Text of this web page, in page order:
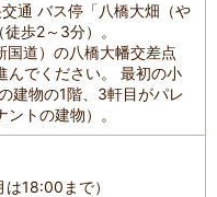
通 バス停「八橋大畑（や
歩2～3分）。
道）の八橋大幡交差点
んでください。 最初の小
建物の1階、3軒目がパレ
トの建物）。
18:00まで）